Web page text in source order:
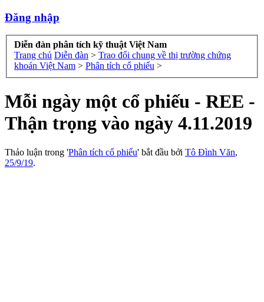
Đăng nhập
Diễn đàn phân tích kỹ thuật Việt Nam
Trang chủ Diễn đàn > Trao đổi chung về thị trường chứng
khoán Việt Nam > Phân tích cổ phiếu >
Mỗi ngày một cổ phiếu - REE -
Thận trọng vào ngày 4.11.2019
Thảo luận trong 'Phân tích cổ phiếu' bắt đầu bởi Tô Đình Văn,
25/9/19.